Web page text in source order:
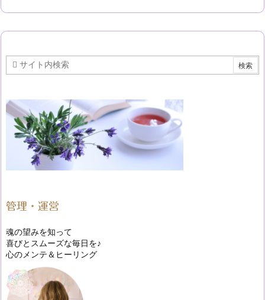
管理・運営
魂の望みを知って
喜びとスムーズな毎日を♪
心のメンテ＆ヒーリング